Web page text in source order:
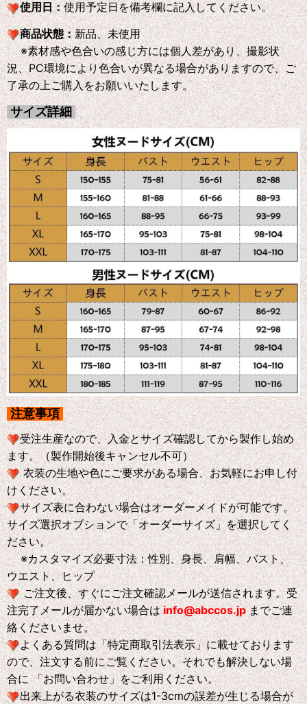
使用日：使用予定日を備考欄に記入してください。
商品状態：新品、未使用
※素材感や色合いの感じ方には個人差があり、撮影状
況、PC環境により色合いが異なる場合がありますので、ご
了承の上ご購入をお願いいたします。
サイズ詳細
注意事項
受注生産なので、入金とサイズ確認してから製作し始め
ます。（製作開始後キャンセル不可）
衣装の生地や色にご要求がある場合、お気軽にお申し付
けください。
サイズ表に合わない場合はオーダーメイドが可能です。
サイズ選択オブションで「オーダーサイズ」を選択してく
ださい。
※カスタマイズ必要寸法：性別、身長、肩幅、バスト、
ウエスト、ヒップ
ご注文後、すぐにご注文確認メールが送信されます。受
注完了メールが届かない場合はinfo@abccos.jp までご連
絡くださいませ。
よくある質問は「特定商取引法表示」に載せております
ので、注文する前にご覧ください。それでも解決しない場
合に 「お問い合わせ」をご利用ください。
出来上がる衣装のサイズは1-3cmの誤差が生じる場合が